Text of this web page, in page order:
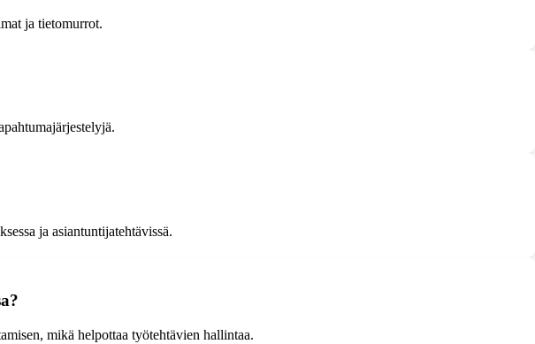
ja tietomurrot.
ja asiantuntijatehtävissä.
mikä helpottaa työtehtävien hallintaa.